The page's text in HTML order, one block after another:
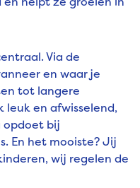
Via de
en waar je
tot langere
leuk en afwisselend,
opdoet bij
En het mooiste? Jij
wij regelen de